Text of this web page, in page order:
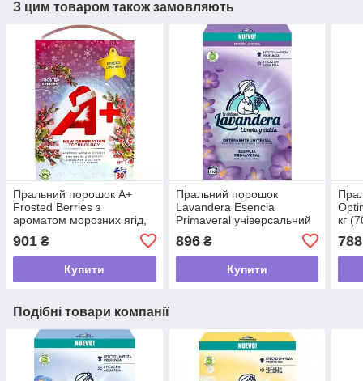
З цим товаром також замовляють
Пральний порошок A+
Frosted Berries з
ароматом морозних ягід,
901 ₴
Купити
Пральний порошок
Lavandera Esencia
Primaveral універсальний
ароматом, 5.5 кг (110
прань)
896₴
Купити
кг
788
Подібні товари компанії